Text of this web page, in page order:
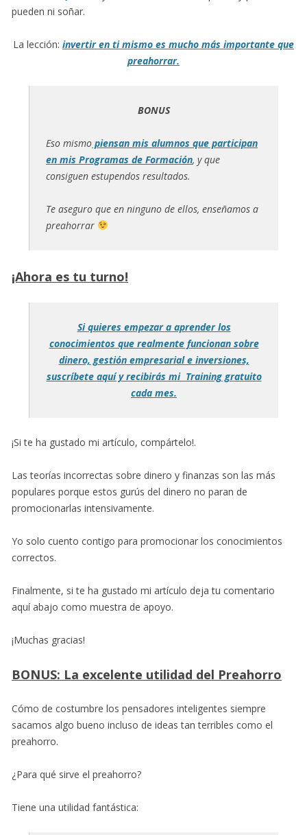
pueden ni soñar.
La lección: invertir en ti mismo es mucho más importante que
preahorrar.
BONUS
Eso mismo piensan mis alumnos que participan
en mis Programas de Formación, y que
consiguen estupendos resultados.
Te aseguro que en ninguno de ellos, enseñamos a
preahorrar
¡Ahora es tu turno!
Si quieres empezar a aprender los
conocimientos que realmente funcionan sobre
dinero, gestión empresarial e inversiones,
suscríbete aquí y recibirás mi Training gratuito
cada mes.
¡Si te ha gustado mi artículo, compártelo!.
Las teorías incorrectas sobre dinero y finanzas son las más
populares porque estos gurús del dinero no paran de
promocionarlas intensivamente.
Yo solo cuento contigo para promocionar los conocimientos
correctos.
Finalmente, si te ha gustado mi artículo deja tu comentario
aquí abajo como muestra de apoyo.
¡Muchas gracias!
BONUS: La excelente utilidad del Preahorro
Cómo de costumbre los pensadores inteligentes siempre
sacamos algo bueno incluso de ideas tan terribles como el
preahorro.
¿Para qué sirve el preahorro?
Tiene una utilidad fantástica: